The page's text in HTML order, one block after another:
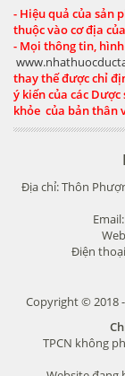
- Hiệu quả của sản
thuộc vào cơ địa
- Mọi thông tin,
thay thế được chỉ
ý kiến của các Dược
khỏe của bản thân
Địa chỉ: Thôn
Điện
Copyright © 2018
TPCN không